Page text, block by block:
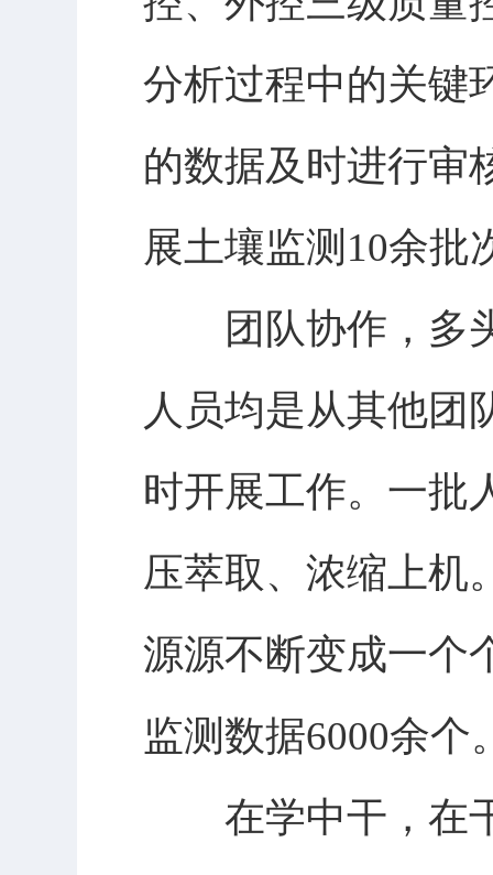
分析过程中的关键
的数据及时进行审
展土壤监测10余批
团队协作，多头
人员均是从其他团
时开展工作。一批
压萃取、浓缩上机
源源不断变成一个
监测数据6000余个
在学中干，在干